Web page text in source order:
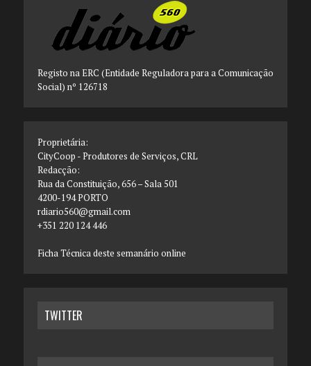
Registo na ERC (Entidade Reguladora para a Comunicação
Social) nº 126718
Proprietária:
CityCoop - Produtores de Serviços, CRL
Redacção:
Rua da Constituição, 656 – Sala 501
4200-194 PORTO
rdiario560@gmail.com
+351 220 124 446
Ficha Técnica deste semanário online
TWITTER